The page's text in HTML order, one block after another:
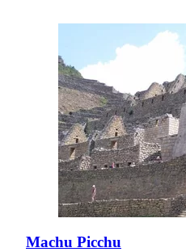
Machu Picchu